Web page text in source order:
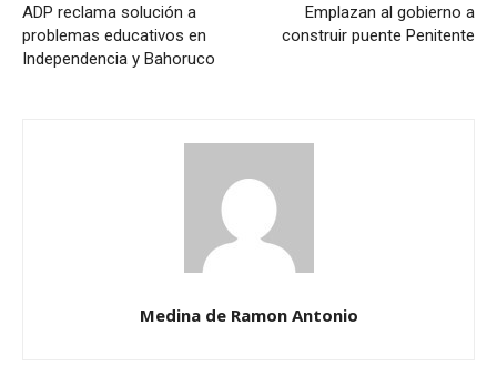
ADP reclama solución a
problemas educativos en
Independencia y Bahoruco
Emplazan al gobierno a
construir puente Penitente
Medina de Ramon Antonio